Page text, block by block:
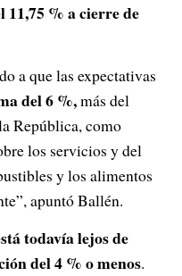
11,75 % a cierre de
a que las expectativas
del 6 %,más del
República, como
los servicios y del
y los alimentos
apuntó Ballén.
todavía lejos de
del 4 % o menos.